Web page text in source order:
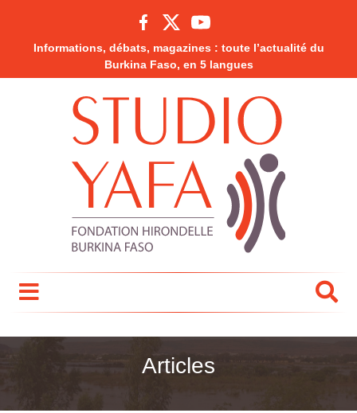
Informations, débats, magazines : toute l’actualité du
Burkina Faso, en 5 langues
Articles